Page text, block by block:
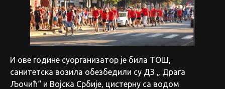
И ове године суорганизатор је била ТОШ,
санитетска возила обезбедили су ДЗ „ Драга
Љочић“ и Војска Србије, цистерну са водом